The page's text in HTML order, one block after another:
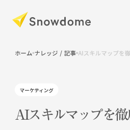
ホーム ナレッジ / 記事 AIスキルマップを
マーケティング
AIスキルマップを